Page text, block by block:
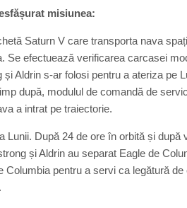
misiunea:
Saturn V care transporta nava
Se efectuează verificarea carcasei
Aldrin s-ar folosi pentru a ateriza pe
după, modulul de comandă de
a intrat pe traiectorie.
Lunii. După 24 de ore în orbită și
și Aldrin au separat Eagle de
Columbia pentru a servi ca legătură